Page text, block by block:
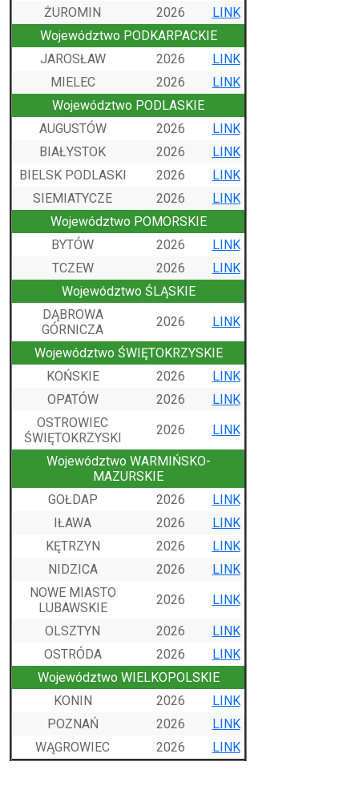
ŻUROMIN
2026
LINK
Województwo PODKARPACKIE
JAROSŁAW
2026
LINK
MIELEC
2026
LINK
Województwo PODLASKIE
AUGUSTÓW
2026
LINK
BIAŁYSTOK
2026
LINK
BIELSK PODLASKI
2026
LINK
SIEMIATYCZE
2026
LINK
Województwo POMORSKIE
BYTÓW
2026
LINK
TCZEW
2026
LINK
Województwo ŚLĄSKIE
DĄBROWA
GÓRNICZA
2026 LINK
Województwo ŚWIĘTOKRZYSKIE
KOŃSKIE
2026
LINK
OPATÓW
2026
LINK
OSTROWIEC
ŚWIĘTOKRZYSKI
2026 LINK
Województwo WARMIŃSKO-
MAZURSKIE
GOŁDAP
2026
LINK
IŁAWA
2026
LINK
KĘTRZYN
2026
LINK
NIDZICA
2026
LINK
NOWE MIASTO
LUBAWSKIE
2026 LINK
OLSZTYN 2026
LINK
OSTRÓDA
2026
LINK
Województwo WIELKOPOLSKIE
KONIN
2026
LINK
POZNAŃ
2026
LINK
WĄGROWIEC
2026 LINK